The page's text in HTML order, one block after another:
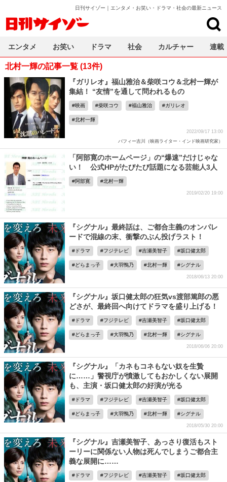
日刊サイゾー｜エンタメ・お笑い・ドラマ・社会の最新ニュース
北村一輝の記事一覧 (13件)
『ガリレオ』福山雅治＆柴咲コウ＆北村一輝が
集結！ “友情”を通して問われるもの
映画 柴咲コウ 福山雅治 ガリレオ
北村一輝
2022/09/17 13:00
バフィー吉川（映画ライター・インド映画研究家）
「阿部寛のホームページ」の“爆速”だけじゃな
い！ 公式HPがたびたび話題になる芸能人3人
阿部寛 北村一輝
2019/02/20 19:00
『シグナル』最終話は、ご都合主義のオンパレ
ードで混線の末、衝撃のぶん投げラスト！
ドラマ フジテレビ 吉瀬美智子 坂口健太郎
どらまっ子 大羽鴨乃 北村一輝 シグナル
2018/06/13 20:00
『シグナル』坂口健太郎の狂気vs渡部篤郎の悪
どさが、最終回へ向けてドラマを盛り上げる！
ドラマ フジテレビ 吉瀬美智子 坂口健太郎
どらまっ子 大羽鴨乃 北村一輝 シグナル
2018/06/06 20:00
『シグナル』「カネもコネもない奴を生贄
に……」警視庁が憤激してもおかしくない展開
も、主演・坂口健太郎の好演が光る
ドラマ フジテレビ 吉瀬美智子 坂口健太郎
どらまっ子 大羽鴨乃 北村一輝 シグナル
2018/05/30 20:00
『シグナル』吉瀬美智子、あっさり復活もスト
ーリーに関係ない人物は死んでしまうご都合主
義な展開に……
ドラマ フジテレビ 吉瀬美智子 坂口健太郎
エンタメ お笑い ドラマ 社会 カルチャー 連載